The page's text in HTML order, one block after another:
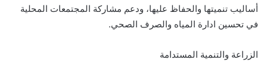
أساليب تنميتها والحفاظ عليها، ودعم مشاركة المجتمعات المحلية
في تحسين ادارة المياه والصرف الصحي.
الزراعة والتنمية المستدامة